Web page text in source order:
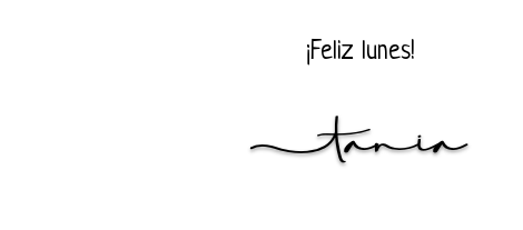
¡Feliz lunes!